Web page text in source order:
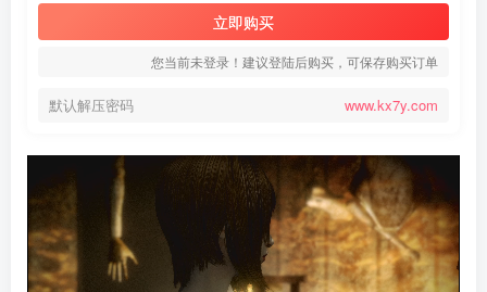
立即购买
您当前未登录！建议登陆后购买，可保存购买订单
默认解压密码 www.kx7y.com